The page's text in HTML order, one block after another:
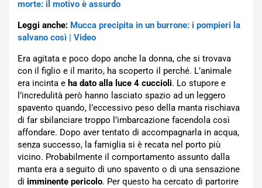
morte: il motivo è assurdo
Leggi anche: Mucca precipita in un burrone: i pompieri la
salvano così | Video
Era agitata e poco dopo anche la donna, che si trovava
con il figlio e il marito, ha scoperto il perché. L’animale
era incinta e ha dato alla luce 4 cuccioli. Lo stupore e
l’incredulità però hanno lasciato spazio ad un leggero
spavento quando, l’eccessivo peso della manta rischiava
di far sbilanciare troppo l’imbarcazione facendola così
affondare. Dopo aver tentato di accompagnarla in acqua,
senza successo, la famiglia si è recata nel porto più
vicino. Probabilmente il comportamento assunto dalla
manta era a seguito di uno spavento o di una sensazione
di imminente pericolo. Per questo ha cercato di partorire